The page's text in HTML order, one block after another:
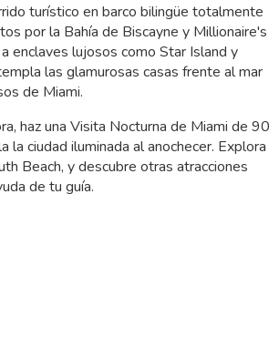
turístico en barco bilingüe totalmente
por la Bahía de Biscayne y Millionaire's
enclaves lujosos como Star Island y
las glamurosas casas frente al mar
de Miami.
haz una Visita Nocturna de Miami de 90
la ciudad iluminada al anochecer. Explora
Beach, y descubre otras atracciones
de tu guía.